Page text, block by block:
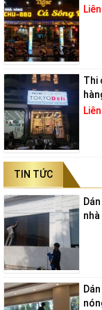
Thi
TIN TỨC
nhà